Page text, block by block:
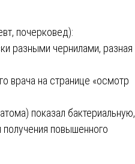
почерковед):
разными чернилами, разная
врача на странице «осмотр
показал бактериальную,
повышенного